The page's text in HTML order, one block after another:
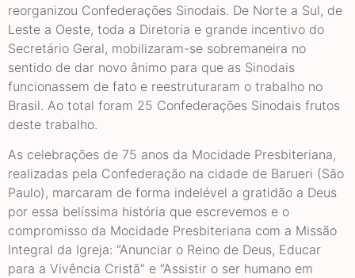
reorganizou Confederações Sinodais. De Norte a Sul, de
Leste a Oeste, toda a Diretoria e grande incentivo do
Secretário Geral, mobilizaram-se sobremaneira no
sentido de dar novo ânimo para que as Sinodais
funcionassem de fato e reestruturaram o trabalho no
Brasil. Ao total foram 25 Confederações Sinodais frutos
deste trabalho.
As celebrações de 75 anos da Mocidade Presbiteriana,
realizadas pela Confederação na cidade de Barueri (São
Paulo), marcaram de forma indelével a gratidão a Deus
por essa belíssima história que escrevemos e o
compromisso da Mocidade Presbiteriana com a Missão
Integral da Igreja: “Anunciar o Reino de Deus, Educar
para a Vivência Cristã” e “Assistir o ser humano em